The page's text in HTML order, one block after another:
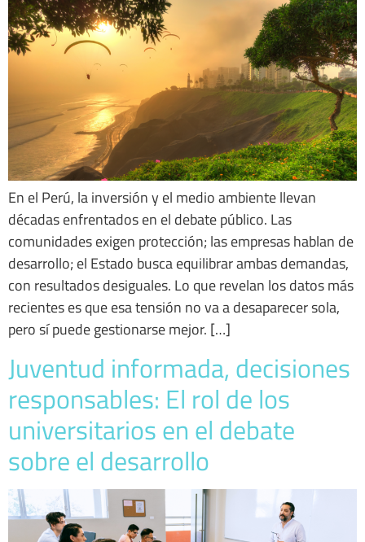
En el Perú, la inversión y el medio ambiente llevan
décadas enfrentados en el debate público. Las
comunidades exigen protección; las empresas hablan de
desarrollo; el Estado busca equilibrar ambas demandas,
con resultados desiguales. Lo que revelan los datos más
recientes es que esa tensión no va a desaparecer sola,
pero sí puede gestionarse mejor. […]
Juventud informada, decisiones
responsables: El rol de los
universitarios en el debate
sobre el desarrollo